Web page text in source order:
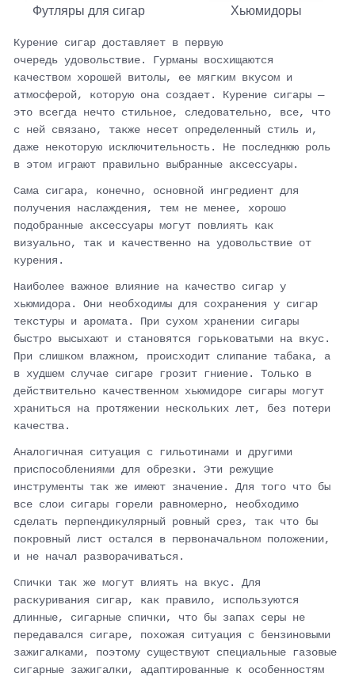
Футляры для сигар Хьюмидоры
Курение сигар доставляет в первую
очередь удовольствие. Гурманы восхищаются
качеством хорошей витолы, ее мягким вкусом и
атмосферой, которую она создает. Курение сигары —
это всегда нечто стильное, следовательно, все, что
с ней связано, также несет определенный стиль и,
даже некоторую исключительность. Не последнюю роль
в этом играют правильно выбранные аксессуары.
Сама сигара, конечно, основной ингредиент для
получения наслаждения, тем не менее, хорошо
подобранные аксессуары могут повлиять как
визуально, так и качественно на удовольствие от
курения.
Наиболее важное влияние на качество сигар у
хьюмидора. Они необходимы для сохранения у сигар
текстуры и аромата. При сухом хранении сигары
быстро высыхают и становятся горьковатыми на вкус.
При слишком влажном, происходит слипание табака, а
в худшем случае сигаре грозит гниение. Только в
действительно качественном хьюмидоре сигары могут
храниться на протяжении нескольких лет, без потери
качества.
Аналогичная ситуация с гильотинами и другими
приспособлениями для обрезки. Эти режущие
инструменты так же имеют значение. Для того что бы
все слои сигары горели равномерно, необходимо
сделать перпендикулярный ровный срез, так что бы
покровный лист остался в первоначальном положении,
и не начал разворачиваться.
Спички так же могут влиять на вкус. Для
раскуривания сигар, как правило, используются
длинные, сигарные спички, что бы запах серы не
передавался сигаре, похожая ситуация с бензиновыми
зажигалками, поэтому существуют специальные газовые
сигарные зажигалки, адаптированные к особенностям